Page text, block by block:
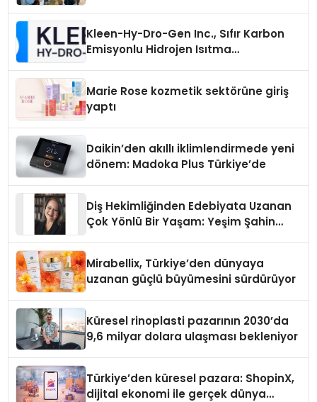
Kleen-Hy-Dro-Gen Inc., Sıfır Karbon
Emisyonlu Hidrojen Isıtma
Marie Rose kozmetik sektörüne giriş
yaptı
Daikin’den akıllı iklimlendirmede yeni
dönem: Madoka Plus Türkiye’de
Diş Hekimliğinden Edebiyata Uzanan
Çok Yönlü Bir Yaşam: Yeşim Şahin
Mirabellix, Türkiye’den dünyaya
uzanan güçlü büyümesini sürdürüyor
Küresel rinoplasti pazarının 2030’da
9,6 milyar dolara ulaşması bekleniyor
Türkiye’den küresel pazara: ShopinX,
dijital ekonomi ile gerçek dünya